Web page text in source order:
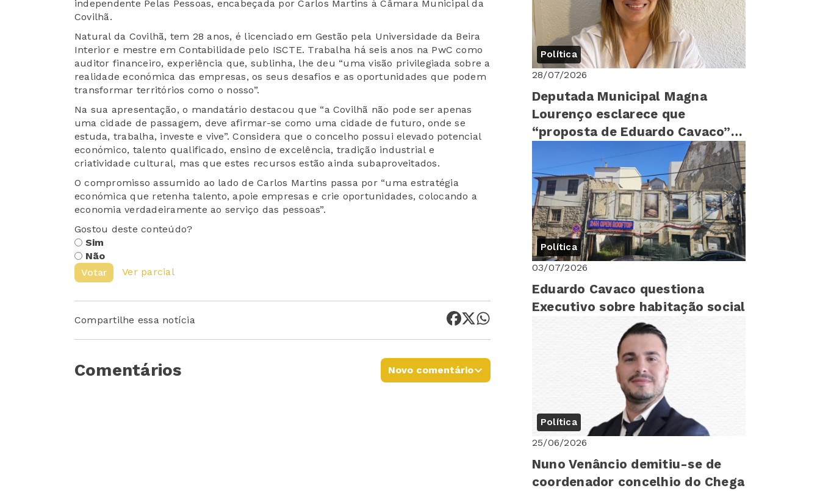
independente Pelas Pessoas, encabeçada por Carlos Martins à Câmara Municipal da
Covilhã.
Natural da Covilhã, tem 28 anos, é licenciado em Gestão pela Universidade da Beira
Interior e mestre em Contabilidade pelo ISCTE. Trabalha há seis anos na PwC como
auditor financeiro, experiência que, sublinha, lhe deu “uma visão privilegiada sobre a
realidade económica das empresas, os seus desafios e as oportunidades que podem
transformar territórios como o nosso”.
Na sua apresentação, o mandatário destacou que “a Covilhã não pode ser apenas
uma cidade de passagem, deve afirmar-se como uma cidade de futuro, onde se
estuda, trabalha, investe e vive”. Considera que o concelho possui elevado potencial
económico, talento qualificado, ensino de excelência, tradição industrial e
criatividade cultural, mas que estes recursos estão ainda subaproveitados.
O compromisso assumido ao lado de Carlos Martins passa por “uma estratégia
económica que retenha talento, apoie empresas e crie oportunidades, colocando a
economia verdadeiramente ao serviço das pessoas”.
Gostou deste conteúdo?
Sim
Não
Votar
Ver parcial
Compartilhe essa notícia
Comentários Novo comentário
Política
28/07/2026
Deputada Municipal Magna
Lourenço esclarece que
“proposta de Eduardo Cavaco”
foi apresentada por si “em
Assembleia Mu...
Política
03/07/2026
Eduardo Cavaco questiona
Executivo sobre habitação social
Política
25/06/2026
Nuno Venâncio demitiu-se de
coordenador concelhio do Chega